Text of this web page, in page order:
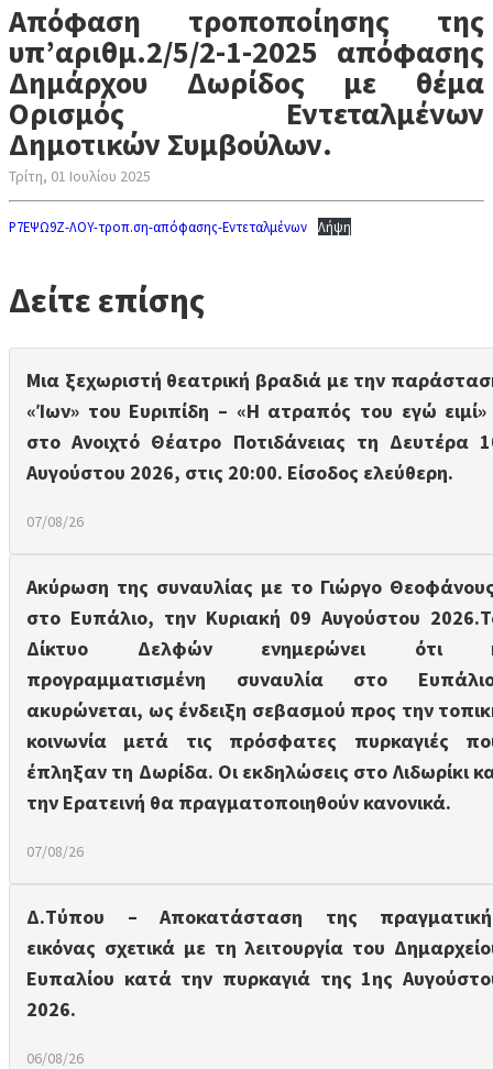
Απόφαση τροποποίησης της
υπ’αριθμ.2/5/2-1-2025 απόφασης
Δημάρχου Δωρίδος με θέμα
Ορισμός Εντεταλμένων
Δημοτικών Συμβούλων.
Τρίτη, 01 Ιουλίου 2025
Ρ7ΕΨΩ9Ζ-ΛΟΥ-τροπ.ση-απόφασης-Εντεταλμένων Λήψη
Δείτε επίσης
Μια ξεχωριστή θεατρική βραδιά με την
«Ίων» του Ευριπίδη – «Η ατραπός του εγώ
στο Ανοιχτό Θέατρο Ποτιδάνειας τη Δευτέρα
Αυγούστου 2026, στις 20:00. Είσοδος ελεύθερη.
07/08/26
Aκύρωση της συναυλίας με το Γιώργο
στο Ευπάλιο, την Κυριακή 09 Αυγούστου
Δίκτυο Δελφών ενημερώνει ότι
προγραμματισμένη συναυλία στο
ακυρώνεται, ως ένδειξη σεβασμού προς την
κοινωνία μετά τις πρόσφατες πυρκαγιές
έπληξαν τη Δωρίδα. Οι εκδηλώσεις στο Λιδωρίκι
την Ερατεινή θα πραγματοποιηθούν κανονικά.
07/08/26
Δ.Τύπου – Αποκατάσταση της
εικόνας σχετικά με τη λειτουργία του
Ευπαλίου κατά την πυρκαγιά της 1ης
2026.
06/08/26